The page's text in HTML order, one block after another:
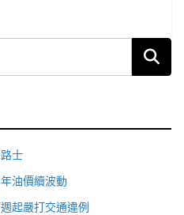
士
油價續波動
起嚴打交通違例